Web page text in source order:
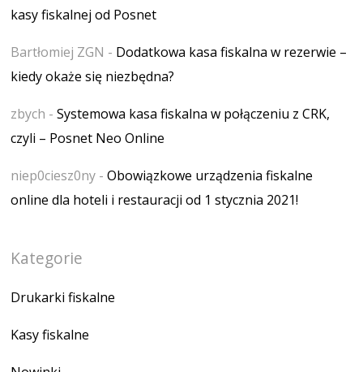
kasy fiskalnej od Posnet
Bartłomiej ZGN - Dodatkowa kasa fiskalna w rezerwie –
kiedy okaże się niezbędna?
zbych -Systemowa kasa fiskalna w połączeniu z CRK,
czyli – Posnet Neo Online
niep0ciesz0ny -Obowiązkowe urządzenia fiskalne
online dla hoteli i restauracji od 1 stycznia 2021!
Kategorie
Drukarki fiskalne
Kasy fiskalne